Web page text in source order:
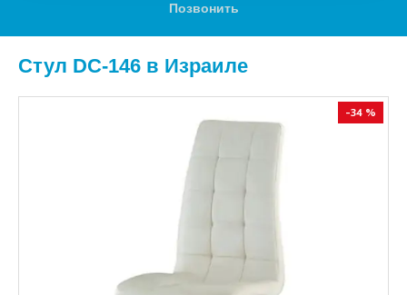
Позвонить
Стул DC-146 в Израиле
-34 %